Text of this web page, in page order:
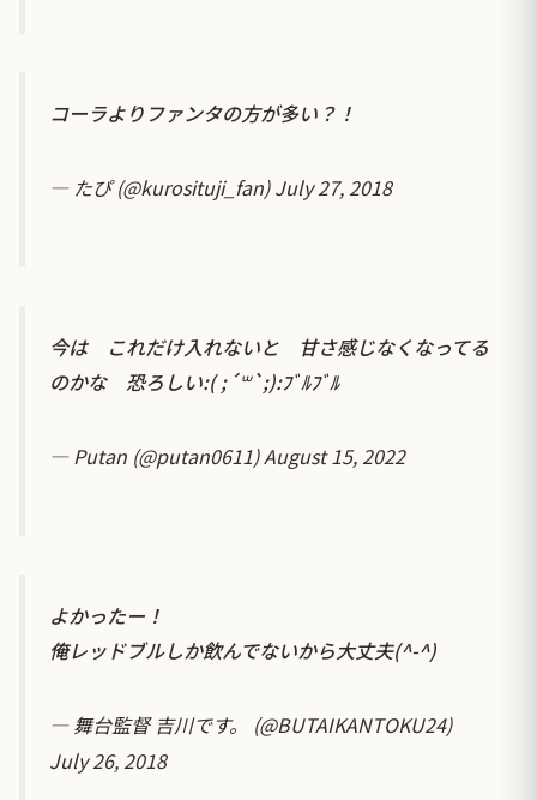
コーラよりファンタの方が多い？！
— たぴ (@kurosituji_fan)July 27, 2018
今は これだけ入れないと 甘さ感じなくなってる
のかな 恐ろしい:( ;´꒳`;):ﾌﾞﾙﾌﾞﾙ
— Putan (@putan0611)August 15, 2022
よかったー！
俺レッドブルしか飲んでないから大丈夫(^-^)
— 舞台監督 吉川です。 (@BUTAIKANTOKU24)
July 26, 2018